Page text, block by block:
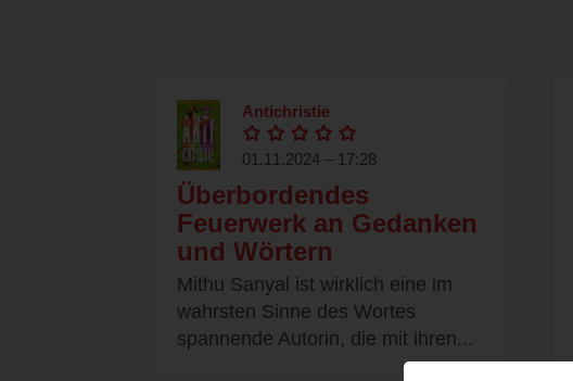
Antichristie
01.11.2024 – 17:28
Überbordendes
Feuerwerk an Gedanken
und Wörtern
Mithu Sanyal ist wirklich eine im
wahrsten Sinne des Wortes
spannende Autorin, die mit ihren...